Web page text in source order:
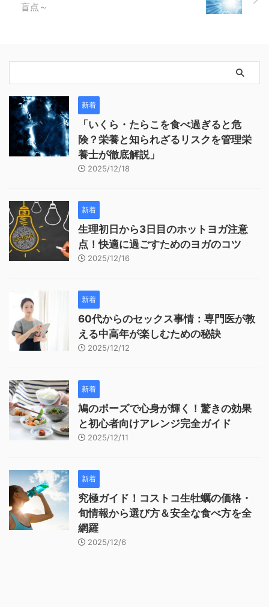
盲点～
新着
「いくら・たらこを食べ過ぎると危
険？栄養と知られざるリスクを管理栄
養士が徹底解説」
2025/12/18
新着
生理初日から3日目のホットヨガ注意
点！快適に過ごすためのヨガのコツ
2025/12/16
新着
60代からのセックス事情：専門医が教
える中高年が楽しむための秘訣
2025/12/12
新着
鳩のポーズで心身が輝く！驚きの効果
と初心者向けアレンジ完全ガイド
2025/12/11
新着
究極ガイド！コストコ生牡蠣の価格・
旬情報から選び方＆安全な食べ方を全
網羅
2025/12/6